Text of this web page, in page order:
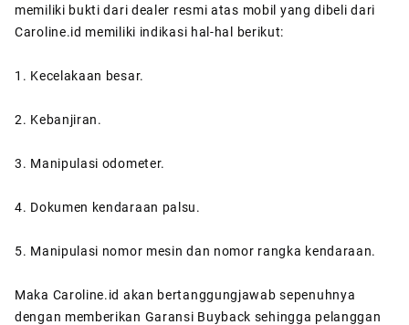
memiliki bukti dari dealer resmi atas mobil yang dibeli dari
Caroline.id memiliki indikasi hal-hal berikut:
1. Kecelakaan besar.
2. Kebanjiran.
3. Manipulasi odometer.
4. Dokumen kendaraan palsu.
5. Manipulasi nomor mesin dan nomor rangka kendaraan.
Maka Caroline.id akan bertanggungjawab sepenuhnya
dengan memberikan Garansi Buyback sehingga pelanggan